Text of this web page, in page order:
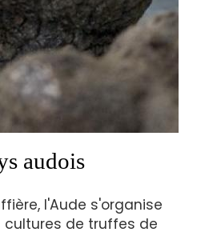
audois
l'Aude s'organise
cultures de truffes de